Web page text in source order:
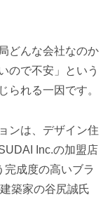
どんな会社なのか
ので不安」という
られる一因です。
ンは、デザイン住
Inc.の加盟店
成度の高いブラ
築家の谷尻誠氏